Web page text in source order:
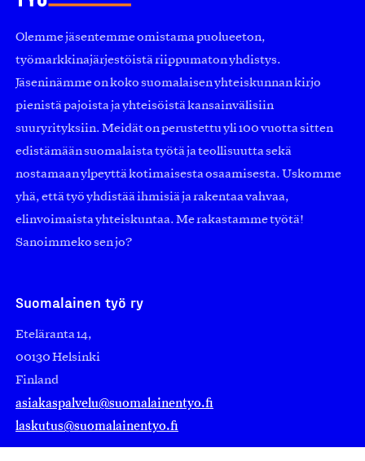
Olemme jäsentemme omistama puolueeton,
työmarkkinajärjestöistä riippumaton yhdistys.
Jäseninämme on koko suomalaisen yhteiskunnan kirjo
pienistä pajoista ja yhteisöistä kansainvälisiin
suuryrityksiin. Meidät on perustettu yli 100 vuotta sitten
edistämään suomalaista työtä ja teollisuutta sekä
nostamaan ylpeyttä kotimaisesta osaamisesta. Uskomme
yhä, että työ yhdistää ihmisiä ja rakentaa vahvaa,
elinvoimaista yhteiskuntaa. Me rakastamme työtä!
Sanoimmeko sen jo?
Suomalainen työ ry
Eteläranta 14,
00130 Helsinki
Finland
asiakaspalvelu@suomalainentyo.fi
laskutus@suomalainentyo.fi